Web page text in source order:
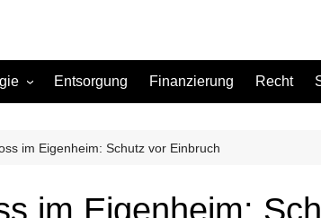
Büro
Entsorgung Finanzierung Recht
im Eigenheim: Schutz vor Einbruch
im Eigenheim: